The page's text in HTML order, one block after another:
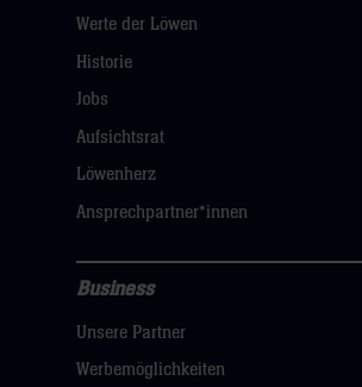
uns
Navigation
öffnen,
hier
Werte der Löwen
Historie
Jobs
Aufsichtsrat
Löwenherz
Ansprechpartner*innen
Navigation
öffnen,
Business
Unsere Partner
Werbemöglichkeiten